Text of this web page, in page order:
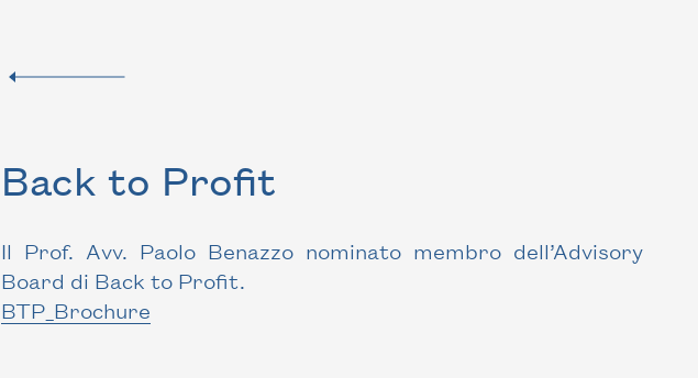
Back to Profit
Il Prof. Avv. Paolo Benazzo nominato membro dell’Advisory
Board di Back to Profit.
BTP_Brochure